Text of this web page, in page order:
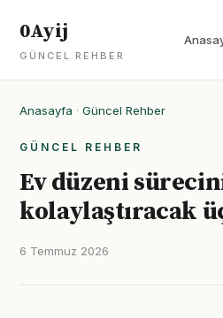
0Ayij
GÜNCEL REHBER
Anasayfa · Güncel Rehber
GÜNCEL REHBER
Ev düzeni
kolaylaştıracak
6 Temmuz 2026